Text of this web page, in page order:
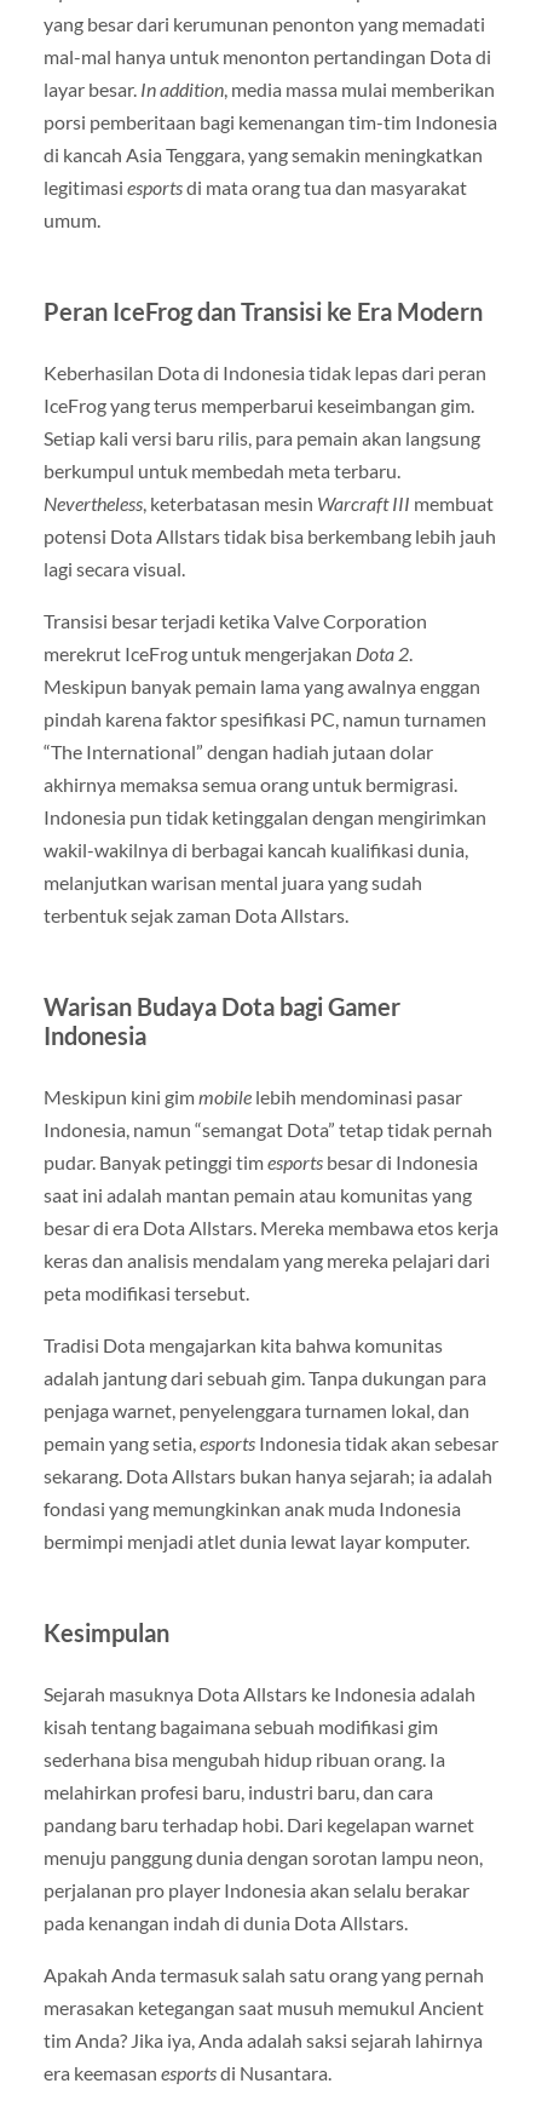
yang besar dari kerumunan penonton yang memadati
mal-mal hanya untuk menonton pertandingan Dota di
layar besar. In addition, media massa mulai memberikan
porsi pemberitaan bagi kemenangan tim-tim Indonesia
di kancah Asia Tenggara, yang semakin meningkatkan
legitimasi esportsdi mata orang tua dan masyarakat
umum.
Peran IceFrog dan Transisi ke Era Modern
Keberhasilan Dota di Indonesia tidak lepas dari peran
IceFrog yang terus memperbarui keseimbangan gim.
Setiap kali versi baru rilis, para pemain akan langsung
berkumpul untuk membedah meta terbaru.
Nevertheless, keterbatasan mesin Warcraft III membuat
potensi Dota Allstars tidak bisa berkembang lebih jauh
lagi secara visual.
Transisi besar terjadi ketika Valve Corporation
merekrut IceFrog untuk mengerjakan Dota 2.
Meskipun banyak pemain lama yang awalnya enggan
pindah karena faktor spesifikasi PC, namun turnamen
“The International” dengan hadiah jutaan dolar
akhirnya memaksa semua orang untuk bermigrasi.
Indonesia pun tidak ketinggalan dengan mengirimkan
wakil-wakilnya di berbagai kancah kualifikasi dunia,
melanjutkan warisan mental juara yang sudah
terbentuk sejak zaman Dota Allstars.
Warisan Budaya Dota bagi Gamer
Indonesia
Meskipun kini gimmobilelebih mendominasi pasar
Indonesia, namun “semangat Dota” tetap tidak pernah
pudar. Banyak petinggi timesportsbesar di Indonesia
saat ini adalah mantan pemain atau komunitas yang
besar di era Dota Allstars. Mereka membawa etos kerja
keras dan analisis mendalam yang mereka pelajari dari
peta modifikasi tersebut.
Tradisi Dota mengajarkan kita bahwa komunitas
adalah jantung dari sebuah gim. Tanpa dukungan para
penjaga warnet, penyelenggara turnamen lokal, dan
pemain yang setia,esportsIndonesia tidak akan sebesar
sekarang. Dota Allstars bukan hanya sejarah; ia adalah
fondasi yang memungkinkan anak muda Indonesia
bermimpi menjadi atlet dunia lewat layar komputer.
Kesimpulan
Sejarah masuknya Dota Allstars ke Indonesia adalah
kisah tentang bagaimana sebuah modifikasi gim
sederhana bisa mengubah hidup ribuan orang. Ia
melahirkan profesi baru, industri baru, dan cara
pandang baru terhadap hobi. Dari kegelapan warnet
menuju panggung dunia dengan sorotan lampu neon,
perjalanan pro player Indonesia akan selalu berakar
pada kenangan indah di dunia Dota Allstars.
Apakah Anda termasuk salah satu orang yang pernah
merasakan ketegangan saat musuh memukul Ancient
tim Anda? Jika iya, Anda adalah saksi sejarah lahirnya
era keemasan esportsdi Nusantara.